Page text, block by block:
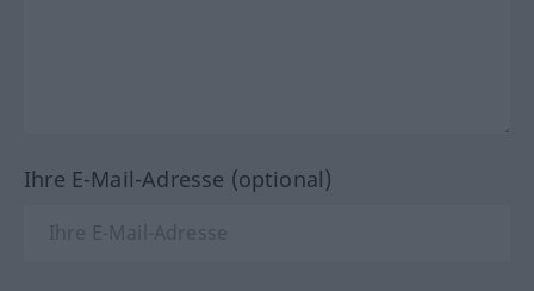
Ihre E-Mail-Adresse (optional)